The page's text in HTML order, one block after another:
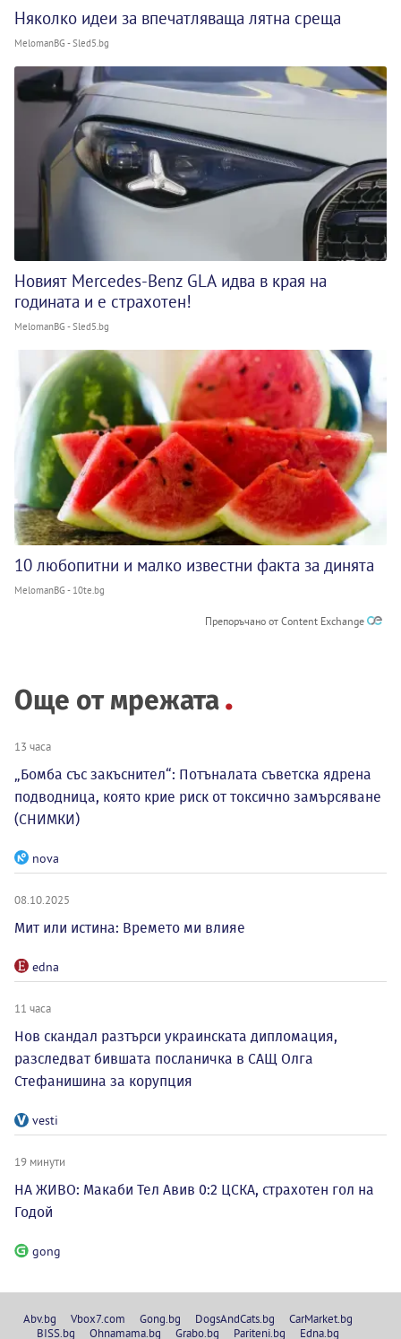
Няколко идеи за впечатляваща лятна среща
MelomanBG - Sled5.bg
Новият Mercedes-Benz GLA идва в края на
годината и е страхотен!
MelomanBG - Sled5.bg
10 любопитни и малко известни факта за динята
MelomanBG - 10te.bg
Препоръчано от Content Exchange
Още от мрежата
13 часа
„Бомба със закъснител“: Потъналата съветска ядрена
подводница, която крие риск от токсично замърсяване
(СНИМКИ)
nova
08.10.2025
Мит или истина: Времето ми влияе
edna
11 часа
Нов скандал разтърси украинската дипломация,
разследват бившата посланичка в САЩ Олга
Стефанишина за корупция
vesti
19 минути
НА ЖИВО: Макаби Тел Авив 0:2 ЦСКА, страхотен гол на
Годой
gong
Abv.bg Vbox7.com Gong.bg DogsAndCats.bg
CarMarket.bg
BISS.bg
Ohnamama.bg Grabo.bg Pariteni.bg Edna.bg